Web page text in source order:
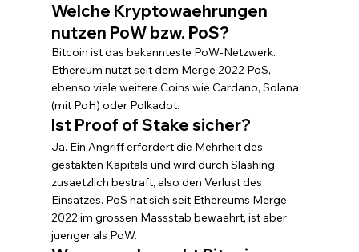
Welche Kryptowaehrungen
nutzen PoW bzw. PoS?
Bitcoin ist das bekannteste PoW-Netzwerk.
Ethereum nutzt seit dem Merge 2022 PoS,
ebenso viele weitere Coins wie Cardano, Solana
(mit PoH) oder Polkadot.
Ist Proof of Stake sicher?
Ja. Ein Angriff erfordert die Mehrheit des
gestakten Kapitals und wird durch Slashing
zusaetzlich bestraft, also den Verlust des
Einsatzes. PoS hat sich seit Ethereums Merge
2022 im grossen Massstab bewaehrt, ist aber
juenger als PoW.